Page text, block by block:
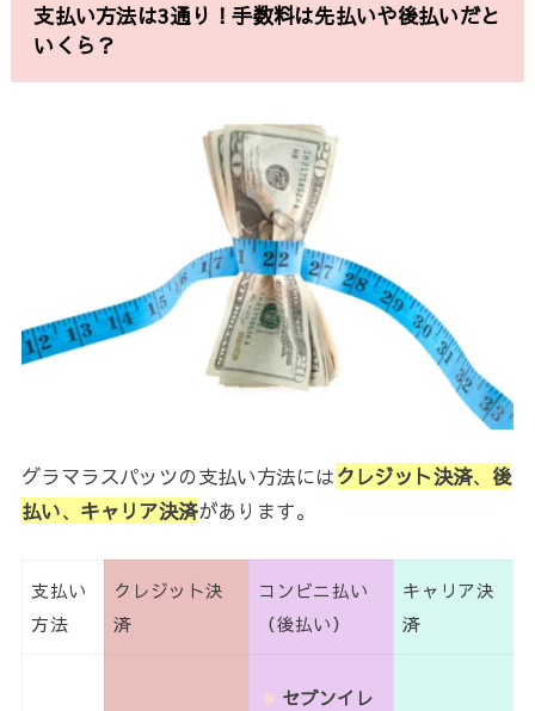
支払い方法は3通り！手数料は先払いや後払いだと
いくら？
グラマラスパッツの支払い方法にはクレジット決済、 後
払い、 キャリア決済があります。
支払い
方法
クレジット決
済
コンビニ払い
（後払い）
キャリア決
済
セブンイレ